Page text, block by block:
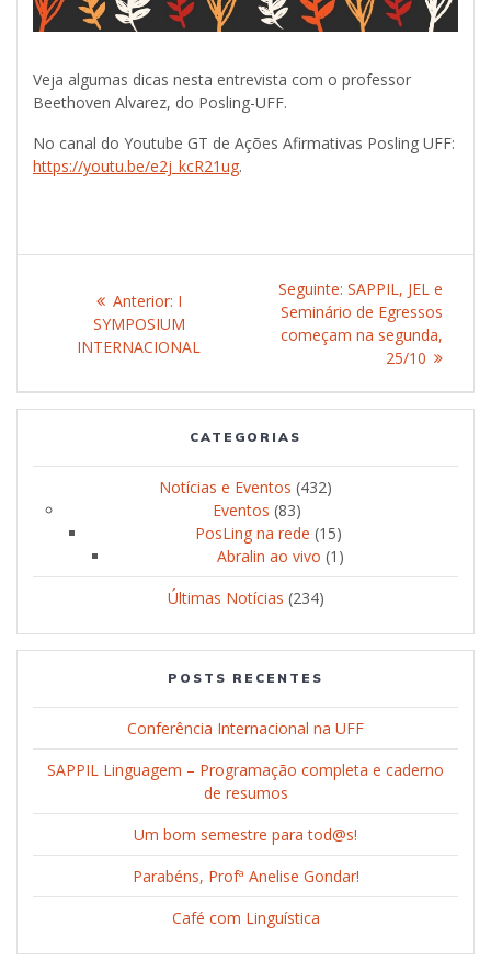
Veja algumas dicas nesta entrevista com o professor
Beethoven Alvarez, do Posling-UFF.
No canal do Youtube GT de Ações Afirmativas Posling UFF:
https://youtu.be/e2j_kcR21ug.
Anterior: Post
anterior:
I
SYMPOSIUM
INTERNACIONAL
Seguinte: Post
seguinte:
SAPPIL, JEL e
Seminário de Egressos
começam na segunda,
25/10
CATEGORIAS
Notícias e Eventos (432)
Eventos (83)
PosLing na rede (15)
Abralin ao vivo (1)
Últimas Notícias (234)
POSTS RECENTES
Conferência Internacional na UFF
SAPPIL Linguagem – Programação completa e caderno
de resumos
Um bom semestre para tod@s!
Parabéns, Profª Anelise Gondar!
Café com Linguística